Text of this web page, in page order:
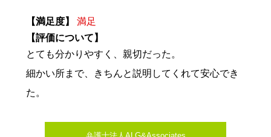
【満足度】
満足
【評価について】
とても分かりやすく、親切だった。
細かい所まで、きちんと説明してくれて安心でき
た。